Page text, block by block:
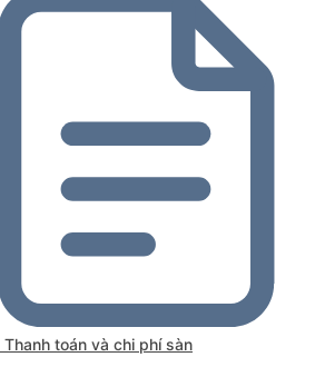
Thanh toán và chi phí sàn